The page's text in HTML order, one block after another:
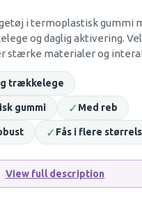
i termoplastisk gummi
og daglig aktivering.
stærke materialer og
trækkelege
gummi ✓Med reb
✓Fås i flere
View full description